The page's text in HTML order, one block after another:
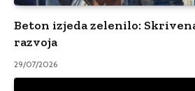
Beton izjeda zelenilo:
razvoja
29/07/2026